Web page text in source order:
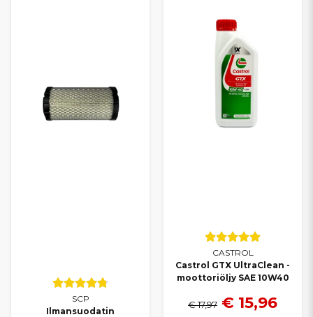
SCP
Ilmansuodatin
CASTROL
Castrol GTX UltraClean -
moottoriöljy SAE 10W40
€ 17,97 € 15,96